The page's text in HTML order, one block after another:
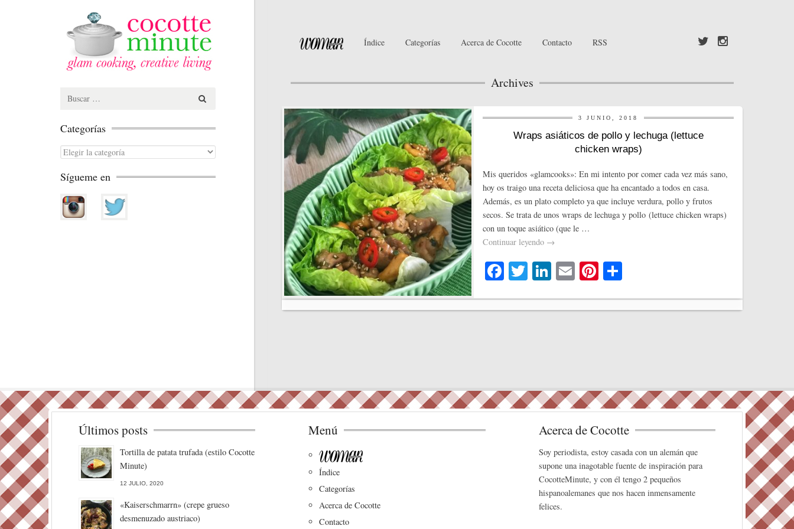
Índice Categorías Acerca de Cocotte Contacto RSS
Archives
3 JUNIO, 2018
Wraps asiáticos de pollo y lechuga (lettuce
chicken wraps)
Mis queridos «glamcooks»: En mi intento por comer cada vez más sano,
hoy os traigo una receta deliciosa que ha encantado a todos en casa.
Además, es un plato completo ya que incluye verdura, pollo y frutos
secos. Se trata de unos wraps de lechuga y pollo (lettuce chicken wraps)
con un toque asiático (que le …
Continuar leyendo →
Fa
bo
T
tte
Li
ed
E
ail
Pi
er m
Search
Categorías
Categorías
Sígueme en
Últimos posts
Tortilla de patata trufada (estilo Cocotte
Minute)
12 JULIO, 2020
«Kaiserschmarrn» (crepe grueso
desmenuzado austriaco)
Menú
Índice
Categorías
Acerca de Cocotte
Contacto
Acerca de Cocotte
Soy periodista, estoy casada con un alemán que
supone una inagotable fuente de inspiración para
CocotteMinute, y con él tengo 2 pequeños
hispanoalemanes que nos hacen inmensamente
felices.